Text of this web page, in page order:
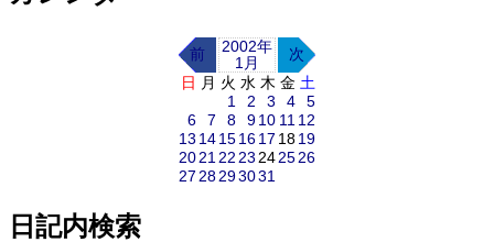
前
2002年
1月
次
日 月 火 水 木 金 土
1
2 3 4
5
6
7 8 910 11 12
13 14151617 1819
2021 22 23 242526
27 28293031
日記内検索